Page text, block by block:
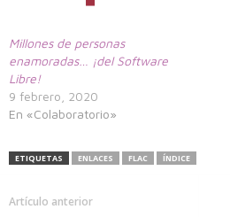
Millones de personas
enamoradas… ¡del Software
Libre!
9 febrero, 2020
En «Colaboratorio»
ETIQUETAS ENLACES FLAC ÍNDICE
Artículo anterior